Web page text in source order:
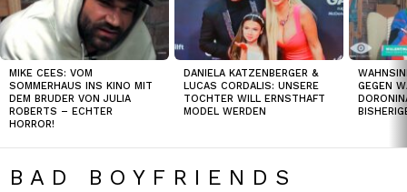
MIKE CEES: VOM
SOMMERHAUS INS KINO MIT
DEM BRUDER VON JULIA
ROBERTS – ECHTER
HORROR!
DANIELA KATZENBERGER &
LUCAS CORDALIS: UNSERE
TOCHTER WILL ERNSTHAFT
MODEL WERDEN
GEGEN
BAD BOYFRIENDS